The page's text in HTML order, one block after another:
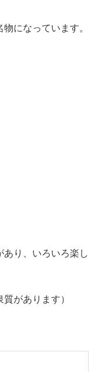
物になっています。
あり、いろいろ楽し
があります）